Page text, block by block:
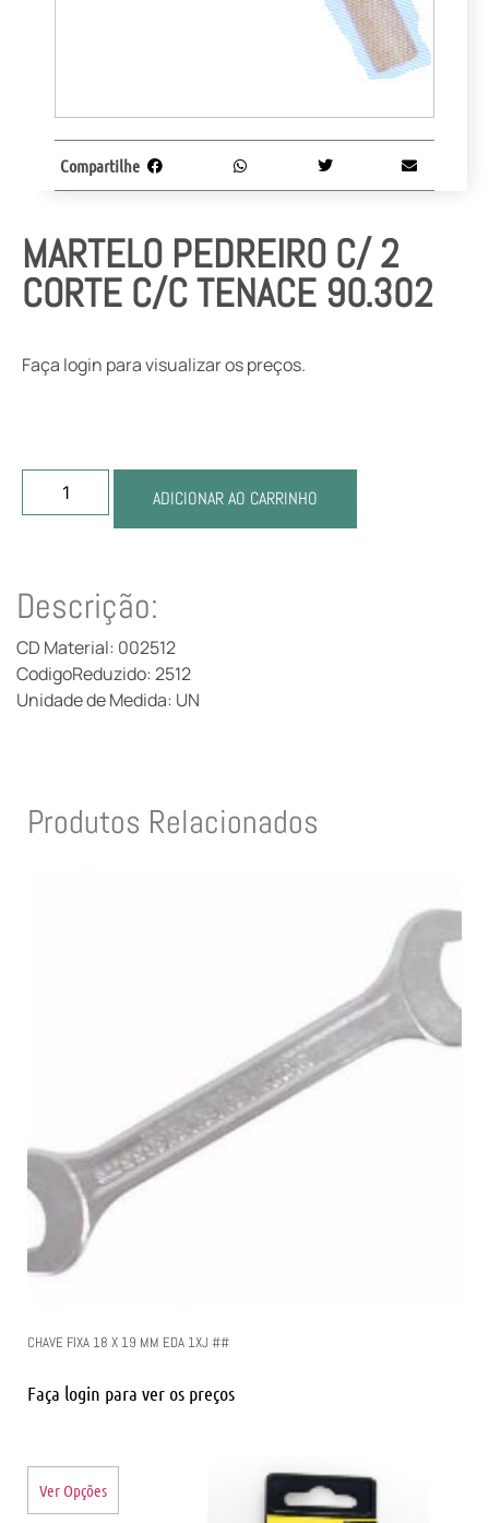
MARTELO PEDREIRO C/ 2
CORTE C/C TENACE 90.302
Faça login para visualizar os preços.
ADICIONAR AO CARRINHO
Compartilhe
Descrição:
CD Material: 002512
CodigoReduzido: 2512
Unidade de Medida: UN
Produtos Relacionados
CHAVE FIXA 18 X 19 MM EDA 1XJ ##
Faça login para ver os preços
Ver Opções